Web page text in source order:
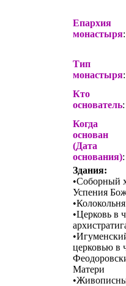
Епархия
монастыря:
Тип
монастыря:
Кто
основатель:
Когда
основан
(Дата
основания):
Здания:
•Соборный
Успения
•Колокольня
•Церковь в
церковью в
Матери